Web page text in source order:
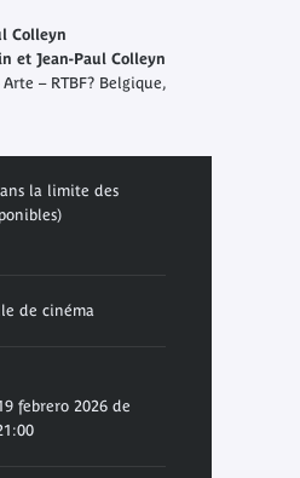
Colleyn
et Jean-Paul Colleyn
– RTBF? Belgique,
la limite des
de cinéma
febrero 2026 de